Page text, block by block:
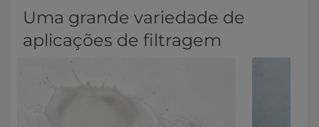
Uma grande variedade de
aplicações de filtragem